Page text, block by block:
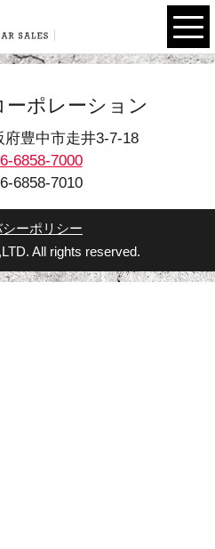
ーポレーション
府豊中市走井3-7-18
6858-7000
6858-7010
ーポリシー
All rights reserved.